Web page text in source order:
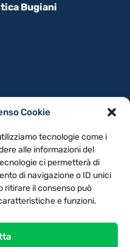
Cookie
tecnologie come i
alle informazioni del
ci permetterà di
di navigazione o ID unici
ritirare il consenso può
e funzioni.
Bugiani
PREFERENZE
S.P.A.
51100 Pistoia (PT)
0573.913615